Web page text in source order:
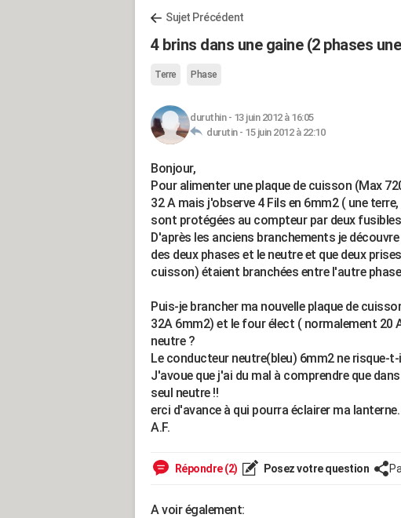
Sujet Précédent
4 brins dans une gaine (2 phases
Terre Phase
duruthin- 13 juin 2012 à 16:05
durutin - 15 juin 2012 à 22:10
Bonjour,
Pour alimenter une plaque de cuisson (Max
32 A mais j'observe 4 Fils en 6mm2 ( une
sont protégées au compteur par deux
D'après les anciens branchements je
des deux phases et le neutre et que deux
cuisson) étaient branchées entre l'autre
Puis-je brancher ma nouvelle plaque de
32A 6mm2) et le four élect ( normalement 20
neutre ?
Le conducteur neutre(bleu) 6mm2 ne risque-
J'avoue que j'ai du mal à comprendre que
seul neutre !!
erci d'avance à qui pourra éclairer ma lanterne.
A.F.
Répondre (2) Posez votre question
A voir également: